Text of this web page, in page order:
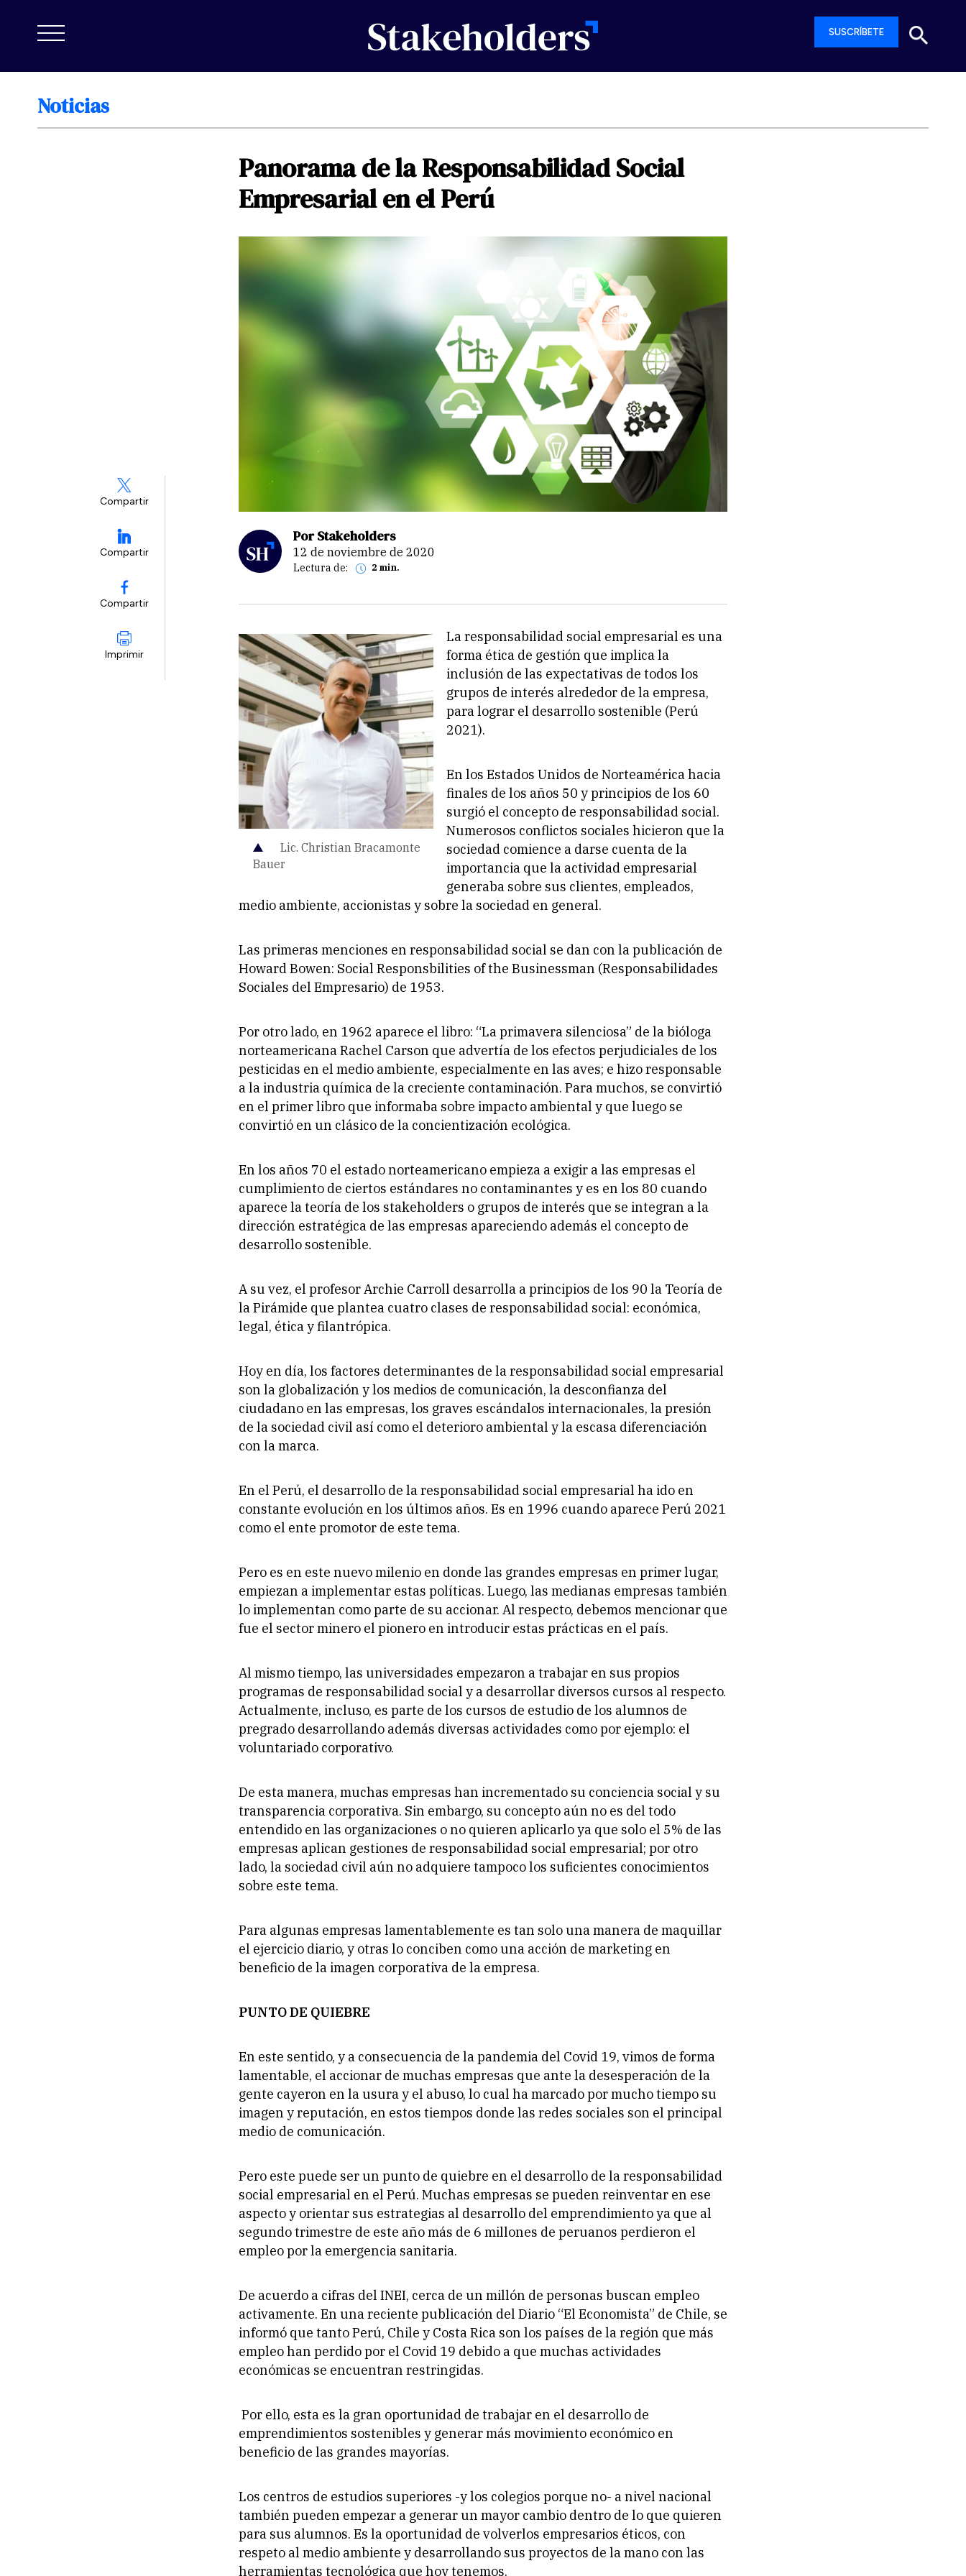
SUSCRÍBETE
Noticias
Compartir
Compartir
Compartir
Imprimir
PanoramadelaResponsabilidadSocial
EmpresarialenelPerú
Por Stakeholders
12 de noviembre de 2020
Lectura de: 2 min.
Lic. Christian Bracamonte
Bauer
La responsabilidad social empresarial es una
forma ética de gestión que implica la
inclusión de las expectativas de todos los
grupos de interés alrededor de la empresa,
para lograr el desarrollo sostenible (Perú
2021).
En los Estados Unidos de Norteamérica hacia
finales de los años 50 y principios de los 60
surgió el concepto de responsabilidad social.
Numerosos conflictos sociales hicieron que la
sociedad comience a darse cuenta de la
importancia que la actividad empresarial
generaba sobre sus clientes, empleados,
medio ambiente, accionistas y sobre la sociedad en general.
Las primeras menciones en responsabilidad social se dan con la publicación de
Howard Bowen: Social Responsbilities of the Businessman (Responsabilidades
Sociales del Empresario) de 1953.
Por otro lado, en 1962 aparece el libro: “La primavera silenciosa” de la bióloga
norteamericana Rachel Carson que advertía de los efectos perjudiciales de los
pesticidas en el medio ambiente, especialmente en las aves; e hizo responsable
a la industria química de la creciente contaminación. Para muchos, se convirtió
en el primer libro que informaba sobre impacto ambiental y que luego se
convirtió en un clásico de la concientización ecológica.
En los años 70 el estado norteamericano empieza a exigir a las empresas el
cumplimiento de ciertos estándares no contaminantes y es en los 80 cuando
aparece la teoría de los stakeholders o grupos de interés que se integran a la
dirección estratégica de las empresas apareciendo además el concepto de
desarrollo sostenible.
A su vez, el profesor Archie Carroll desarrolla a principios de los 90 la Teoría de
la Pirámide que plantea cuatro clases de responsabilidad social: económica,
legal, ética y filantrópica.
Hoy en día, los factores determinantes de la responsabilidad social empresarial
son la globalización y los medios de comunicación, la desconfianza del
ciudadano en las empresas, los graves escándalos internacionales, la presión
de la sociedad civil así como el deterioro ambiental y la escasa diferenciación
con la marca.
En el Perú, el desarrollo de la responsabilidad social empresarial ha ido en
constante evolución en los últimos años. Es en 1996 cuando aparece Perú 2021
como el ente promotor de este tema.
Pero es en este nuevo milenio en donde las grandes empresas en primer lugar,
empiezan a implementar estas políticas. Luego, las medianas empresas también
lo implementan como parte de su accionar. Al respecto, debemos mencionar que
fue el sector minero el pionero en introducir estas prácticas en el país.
Al mismo tiempo, las universidades empezaron a trabajar en sus propios
programas de responsabilidad social y a desarrollar diversos cursos al respecto.
Actualmente, incluso, es parte de los cursos de estudio de los alumnos de
pregrado desarrollando además diversas actividades como por ejemplo: el
voluntariado corporativo.
De esta manera, muchas empresas han incrementado su conciencia social y su
transparencia corporativa. Sin embargo, su concepto aún no es del todo
entendido en las organizaciones o no quieren aplicarlo ya que solo el 5% de las
empresas aplican gestiones de responsabilidad social empresarial; por otro
lado, la sociedad civil aún no adquiere tampoco los suficientes conocimientos
sobre este tema.
Para algunas empresas lamentablemente es tan solo una manera de maquillar
el ejercicio diario, y otras lo conciben como una acción de marketing en
beneficio de la imagen corporativa de la empresa.
PUNTO DE QUIEBRE
En este sentido, y a consecuencia de la pandemia del Covid 19, vimos de forma
lamentable, el accionar de muchas empresas que ante la desesperación de la
gente cayeron en la usura y el abuso, lo cual ha marcado por mucho tiempo su
imagen y reputación, en estos tiempos donde las redes sociales son el principal
medio de comunicación.
Pero este puede ser un punto de quiebre en el desarrollo de la responsabilidad
social empresarial en el Perú. Muchas empresas se pueden reinventar en ese
aspecto y orientar sus estrategias al desarrollo del emprendimiento ya que al
segundo trimestre de este año más de 6 millones de peruanos perdieron el
empleo por la emergencia sanitaria.
De acuerdo a cifras del INEI, cerca de un millón de personas buscan empleo
activamente. En una reciente publicación del Diario “El Economista” de Chile, se
informó que tanto Perú, Chile y Costa Rica son los países de la región que más
empleo han perdido por el Covid 19 debido a que muchas actividades
económicas se encuentran restringidas.
Por ello, esta es la gran oportunidad de trabajar en el desarrollo de
emprendimientos sostenibles y generar más movimiento económico en
beneficio de las grandes mayorías.
Los centros de estudios superiores -y los colegios porque no- a nivel nacional
también pueden empezar a generar un mayor cambio dentro de lo que quieren
para sus alumnos. Es la oportunidad de volverlos empresarios éticos, con
respeto al medio ambiente y desarrollando sus proyectos de la mano con las
herramientas tecnológica que hoy tenemos.